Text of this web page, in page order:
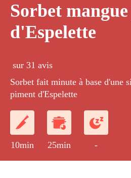
Sorbet
d'Espelette
sur 31 avis
Sorbet fait minute à base d'une
piment d'Espelette
10min 25min -